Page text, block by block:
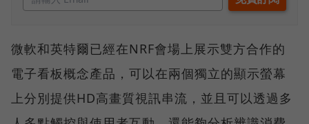
微軟和英特爾已經在NRF會場上展示雙方合作的
電子看板概念產品，可以在兩個獨立的顯示螢幕
上分別提供HD高畫質視訊串流，並且可以透過多